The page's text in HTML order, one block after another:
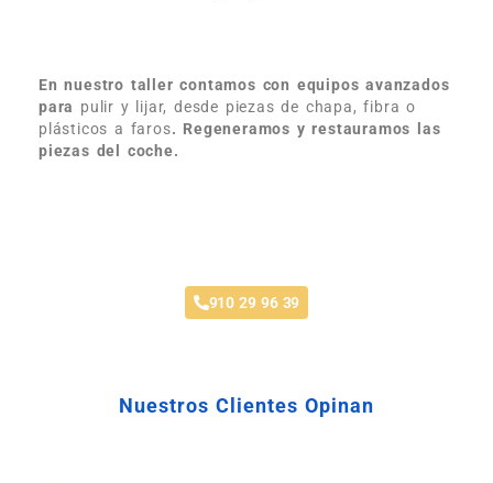
En nuestro taller contamos con equipos avanzados
para pulir y lijar, desde piezas de chapa, fibra o
plásticos a faros. Regeneramos y restauramos las
piezas del coche.
910 29 96 39
Nuestros Clientes Opinan